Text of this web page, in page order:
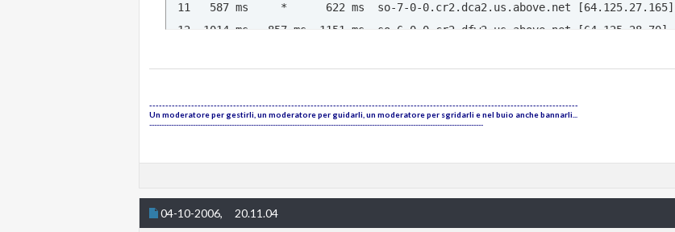
11   587 ms     *      622 ms  so-7-0-0.cr2.dca2.us.above.net [64.125.27.165]
12  1014 ms   857 ms  1151 ms  so-6-0-0.cr2.dfw2.us.above.net [64.125.28.70]
16     *        *        *     Richiesta scaduta.
18     *        *        *     Richiesta scaduta.
20     *        *        *     Richiesta scaduta.
-------------------------------------------------------------------------------------------------------------------------------------
Un moderatore per gestirli, un moderatore per guidarli, un moderatore per sgridarli e nel buio anche bannarli...
------------------------------------------------------------------------------------------------------------------------------------------
04-10-2006, 20.11.04